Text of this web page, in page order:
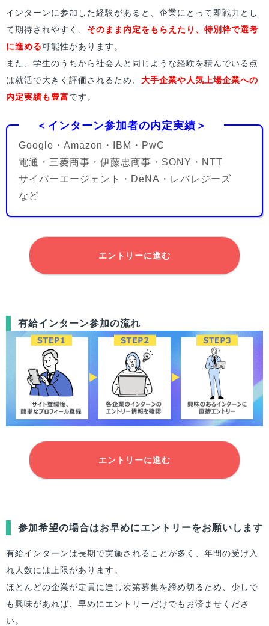
インターンに参加した経験があると、企業にとって即戦力とし
て期待されやすく、 そのまま内定をもらえたり、特別枠で選考
に進める可能性があります。
また、学生のうちから社会人と同じような経験を積んでいる点
は就活で大きく評価されるため、 大手企業や人気上場企業への
内定実績も豊富です。
＜インターン参加者の内定実績＞
Google・Amazon・IBM・PwC
電通・三菱商事・伊藤忠商事・SONY・NTT
サイバーエージェント・DeNA・レバレジーズ
など
エントリーに進む
有給インターン参加の流れ
エントリーに進む
参加希望の場合はお早めにエントリーをお願いします
有給インターンは長期で実施されることが多く、年間の受け入
れ人数には上限があります。
ほとんどの企業が定員に達し次第募集を締め切るため、少しで
も興味があれば、早めにエントリーだけでもお済ませくださ
い。